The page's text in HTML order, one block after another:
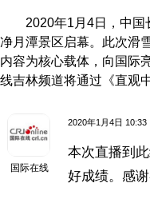
2020年1月4日，中
净月潭景区启幕。此次滑
内容为核心载体，向国际
线吉林频道将通过《直观
国际在线
2020年1月4日 10:33
本次直播到
好成绩。感